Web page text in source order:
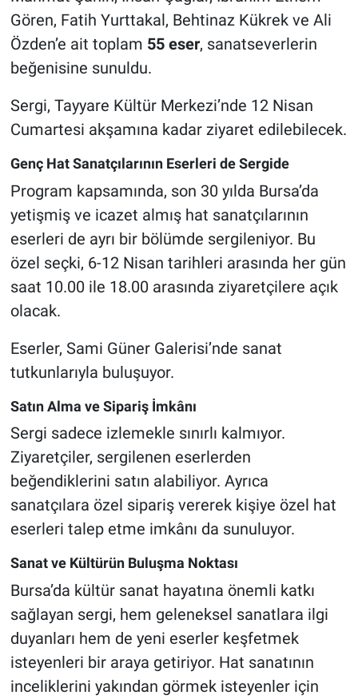
Gören, Fatih Yurttakal, Behtinaz Kükrek ve Ali
Özden’e ait toplam 55 eser, sanatseverlerin
beğenisine sunuldu.
Sergi, Tayyare Kültür Merkezi’nde 12 Nisan
Cumartesi akşamına kadar ziyaret edilebilecek.
Genç Hat Sanatçılarının Eserleri de Sergide
Program kapsamında, son 30 yılda Bursa’da
yetişmiş ve icazet almış hat sanatçılarının
eserleri de ayrı bir bölümde sergileniyor. Bu
özel seçki, 6-12 Nisan tarihleri arasında her gün
saat 10.00 ile 18.00 arasında ziyaretçilere açık
olacak.
Eserler, Sami Güner Galerisi’nde sanat
tutkunlarıyla buluşuyor.
Satın Alma ve Sipariş İmkânı
Sergi sadece izlemekle sınırlı kalmıyor.
Ziyaretçiler, sergilenen eserlerden
beğendiklerini satın alabiliyor. Ayrıca
sanatçılara özel sipariş vererek kişiye özel hat
eserleri talep etme imkânı da sunuluyor.
Sanat ve Kültürün Buluşma Noktası
Bursa’da kültür sanat hayatına önemli katkı
sağlayan sergi, hem geleneksel sanatlara ilgi
duyanları hem de yeni eserler keşfetmek
isteyenleri bir araya getiriyor. Hat sanatının
inceliklerini yakından görmek isteyenler için